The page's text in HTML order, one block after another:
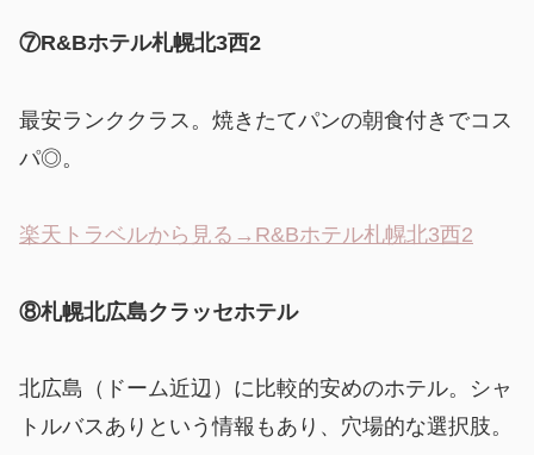
⑦R&Bホテル札幌北3西2
最安ランククラス。焼きたてパンの朝食付きでコス
パ◎。
楽天トラベルから見る→R&Bホテル札幌北3西2
⑧札幌北広島クラッセホテル
北広島（ドーム近辺）に比較的安めのホテル。シャ
トルバスありという情報もあり、穴場的な選択肢。